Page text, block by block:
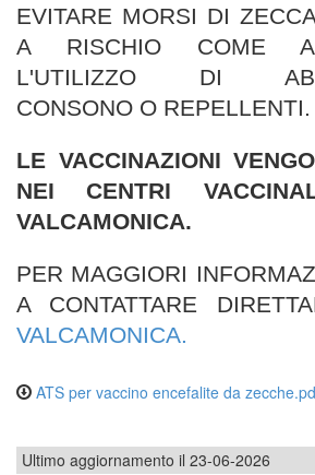
EVITARE MORSI DI
A RISCHIO COME
L'UTILIZZO DI
CONSONO O REPELLENTI.
LE VACCINAZIONI
NEI CENTRI
VALCAMONICA.
PER MAGGIORI
A CONTATTARE
VALCAMONICA.
ATS per vaccino encefalite da
Ultimo aggiornamento il 23-06-2026